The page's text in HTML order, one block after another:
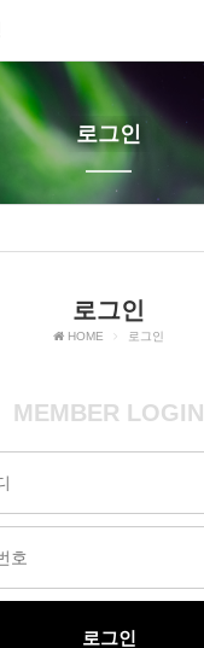
로그인
로그인
HOME 로그인
MEMBER LOGIN